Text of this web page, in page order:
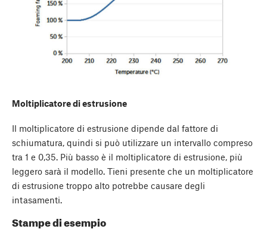
Moltiplicatore di estrusione
Il moltiplicatore di estrusione dipende dal fattore di
schiumatura, quindi si può utilizzare un intervallo compreso
tra 1 e 0,35. Più basso è il moltiplicatore di estrusione, più
leggero sarà il modello. Tieni presente che un moltiplicatore
di estrusione troppo alto potrebbe causare degli
intasamenti.
Stampe di esempio